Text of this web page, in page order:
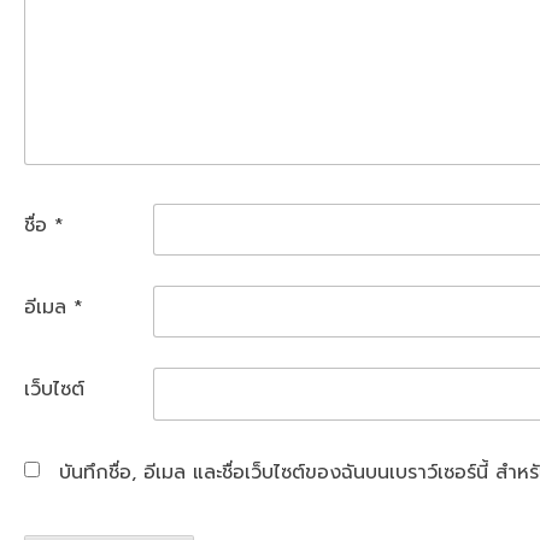
ชื่อ *
อีเมล *
เว็บไซต์
บันทึกชื่อ, อีเมล และชื่อเว็บไซต์ของฉันบนเบราว์เซอร์นี้ สำ